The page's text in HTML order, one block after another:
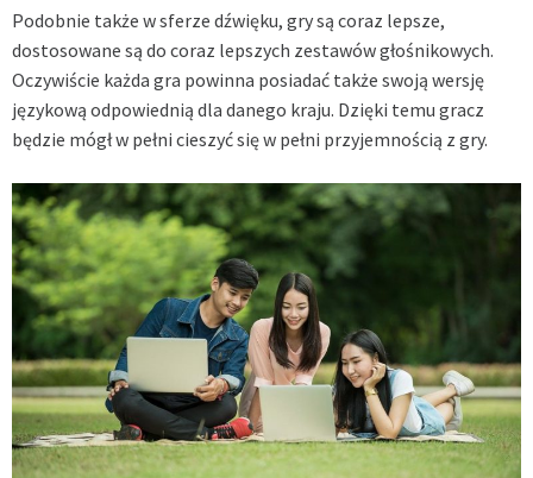
Podobnie także w sferze dźwięku, gry są coraz lepsze,
dostosowane są do coraz lepszych zestawów głośnikowych.
Oczywiście każda gra powinna posiadać także swoją wersję
językową odpowiednią dla danego kraju. Dzięki temu gracz
będzie mógł w pełni cieszyć się w pełni przyjemnością z gry.